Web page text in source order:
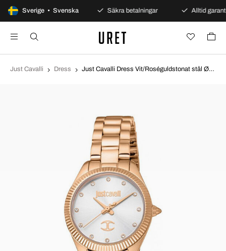
Sverige • Svenska
100 dagars öppet köp Säkra betalningar Alltid garanti
Just Cavalli Dress Just Cavalli Dress Vit/Roséguldstonat stål Ø30 mm JC1L267M0075